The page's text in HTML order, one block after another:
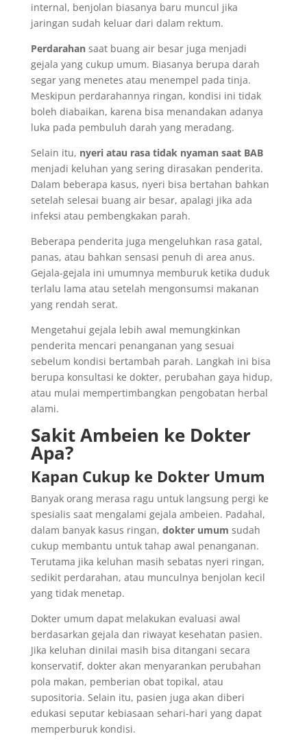
internal, benjolan biasanya baru muncul jika
jaringan sudah keluar dari dalam rektum.
Perdarahansaat buang air besar juga menjadi
gejala yang cukup umum. Biasanya berupa darah
segar yang menetes atau menempel pada tinja.
Meskipun perdarahannya ringan, kondisi ini tidak
boleh diabaikan, karena bisa menandakan adanya
luka pada pembuluh darah yang meradang.
Selain itu, nyeri atau rasa tidak nyaman saat BAB
menjadi keluhan yang sering dirasakan penderita.
Dalam beberapa kasus, nyeri bisa bertahan bahkan
setelah selesai buang air besar, apalagi jika ada
infeksi atau pembengkakan parah.
Beberapa penderita juga mengeluhkan rasa gatal,
panas, atau bahkan sensasi penuh di area anus.
Gejala-gejala ini umumnya memburuk ketika duduk
terlalu lama atau setelah mengonsumsi makanan
yang rendah serat.
Mengetahui gejala lebih awal memungkinkan
penderita mencari penanganan yang sesuai
sebelum kondisi bertambah parah. Langkah ini bisa
berupa konsultasi ke dokter, perubahan gaya hidup,
atau mulai mempertimbangkan pengobatan herbal
alami.
Sakit Ambeien ke Dokter
Apa?
Kapan Cukup ke Dokter Umum
Banyak orang merasa ragu untuk langsung pergi ke
spesialis saat mengalami gejala ambeien. Padahal,
dalam banyak kasus ringan, dokter umum sudah
cukup membantu untuk tahap awal penanganan.
Terutama jika keluhan masih sebatas nyeri ringan,
sedikit perdarahan, atau munculnya benjolan kecil
yang tidak menetap.
Dokter umum dapat melakukan evaluasi awal
berdasarkan gejala dan riwayat kesehatan pasien.
Jika keluhan dinilai masih bisa ditangani secara
konservatif, dokter akan menyarankan perubahan
pola makan, pemberian obat topikal, atau
supositoria. Selain itu, pasien juga akan diberi
edukasi seputar kebiasaan sehari-hari yang dapat
memperburuk kondisi.